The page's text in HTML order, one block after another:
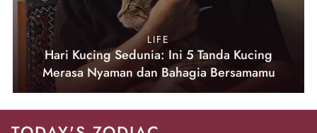
LIFE
Hari Kucing Sedunia: Ini 5 Tanda Kucing
Merasa Nyaman dan Bahagia Bersamamu